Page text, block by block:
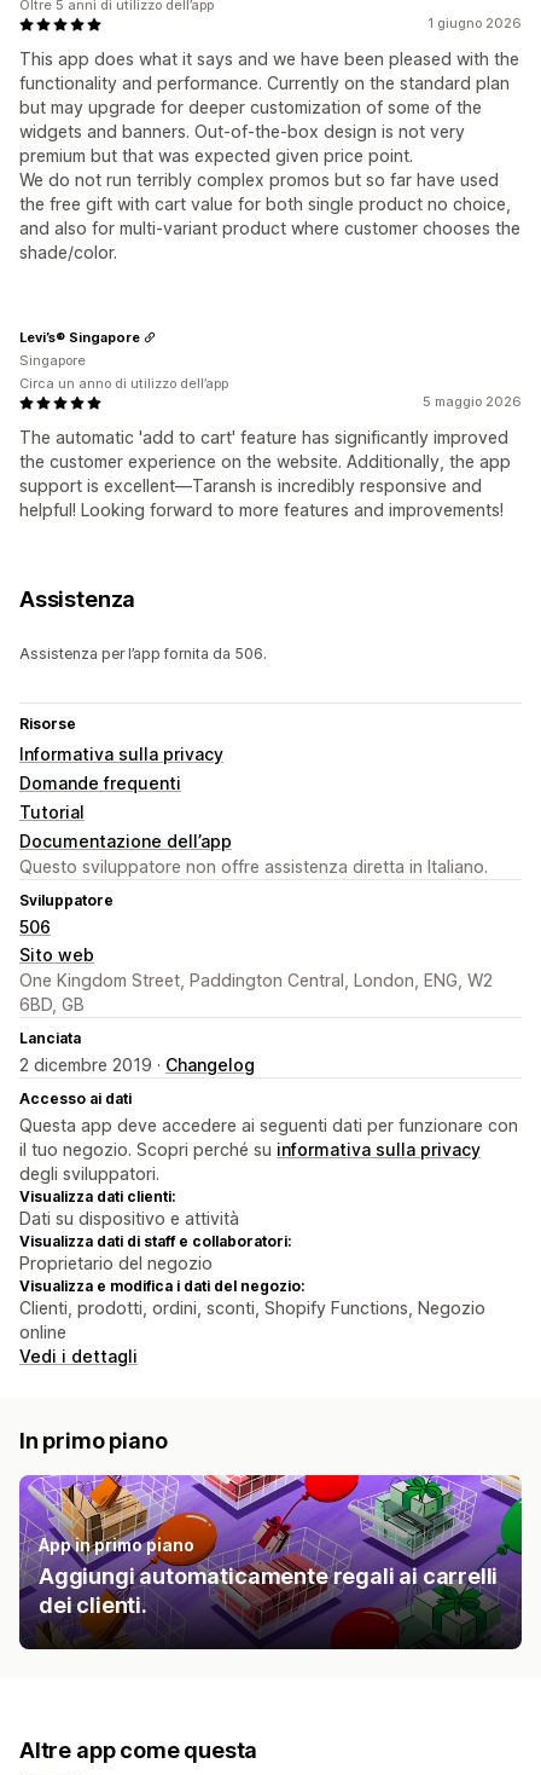
1 giugno 2026
This app does what it says and we have been pleased with the
functionality and performance. Currently on the standard plan
but may upgrade for deeper customization of some of the
widgets and banners. Out-of-the-box design is not very
premium but that was expected given price point.
We do not run terribly complex promos but so far have used
the free gift with cart value for both single product no choice,
and also for multi-variant product where customer chooses the
shade/color.
Oltre 5 anni di utilizzo dell’app
5 maggio 2026
The automatic 'add to cart' feature has significantly improved
the customer experience on the website. Additionally, the app
support is excellent—Taransh is incredibly responsive and
helpful! Looking forward to more features and improvements!
Levi’s® Singapore
Singapore
Circa un anno di utilizzo dell’app
Assistenza
Assistenza per l’app fornita da 506.
Risorse
Informativa sulla privacy
Domande frequenti
Tutorial
Documentazione dell’app
Questo sviluppatore non offre assistenza diretta in Italiano.
Sviluppatore
506
Sito web
One Kingdom Street, Paddington Central, London, ENG, W2
6BD, GB
Lanciata
2 dicembre 2019 · Changelog
Accesso ai dati
Questa app deve accedere ai seguenti dati per funzionare con
il tuo negozio. Scopri perché su informativa sulla privacy
degli sviluppatori.
Visualizza dati clienti:
Dati su dispositivo e attività
Visualizza dati di staff e collaboratori:
Proprietario del negozio
Visualizza e modifica i dati del negozio:
Clienti, prodotti, ordini, sconti, Shopify Functions, Negozio
online
Vedi i dettagli
In primo piano
App in primo piano
Aggiungi automaticamente regali ai carrelli
dei clienti.
Altre app come questa